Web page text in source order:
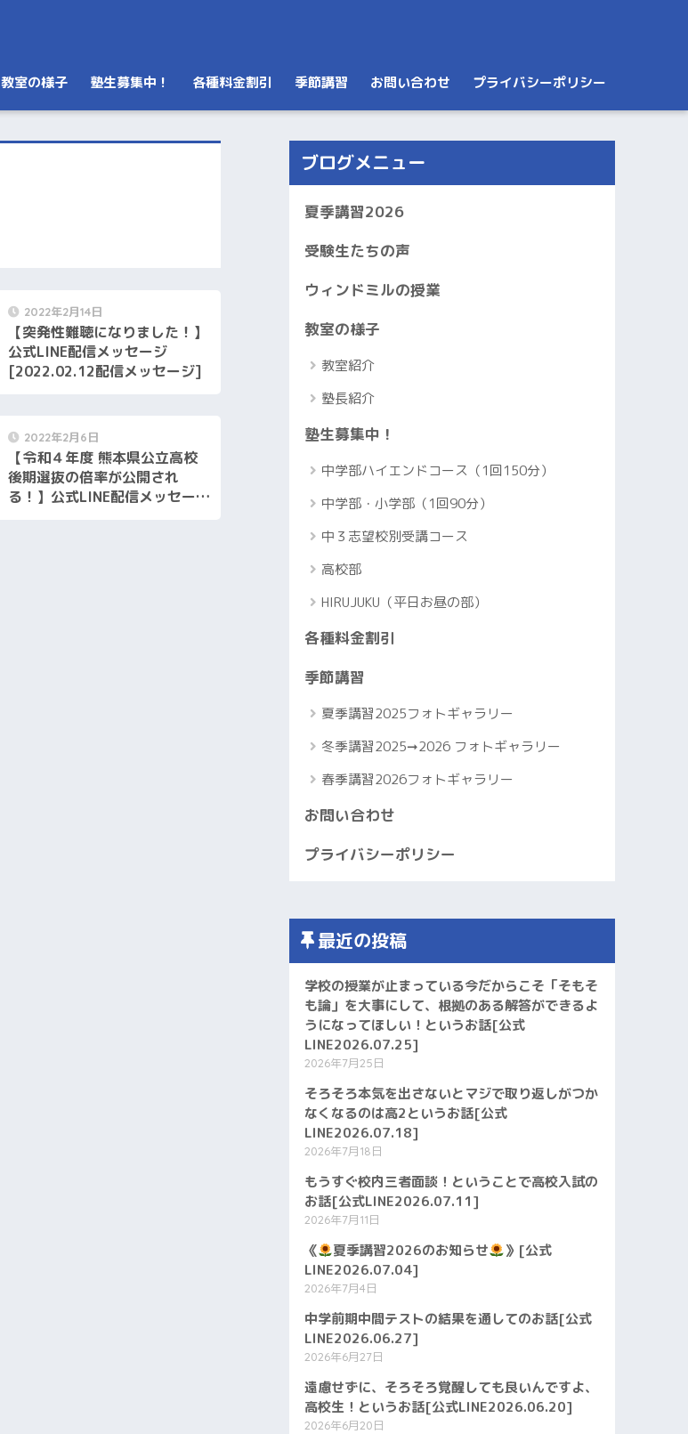
教室の様子 塾生募集中！ 各種料金割引 季節講習 お問い合わせ プライバシーポリシー
2022年2月14日
【突発性難聴になりました！】
公式LINE配信メッセージ
[2022.02.12配信メッセージ]
2022年2月6日
【令和４年度 熊本県公立高校
後期選抜の倍率が公開され
る！】公式LINE配信メッセージ
ブログメニュー
夏季講習2026
受験生たちの声
ウィンドミルの授業
教室の様子
教室紹介
塾長紹介
塾生募集中！
中学部ハイエンドコース（1回150分）
中学部・小学部（1回90分）
中３志望校別受講コース
高校部
HIRUJUKU（平日お昼の部）
各種料金割引
季節講習
夏季講習2025フォトギャラリー
冬季講習2025➞2026 フォトギャラリー
春季講習2026フォトギャラリー
お問い合わせ
プライバシーポリシー
最近の投稿
学校の授業が止まっている今だからこそ「そもそ
も論」を大事にして、根拠のある解答ができるよ
うになってほしい！というお話[公式
LINE2026.07.25]
2026年7月25日
そろそろ本気を出さないとマジで取り返しがつか
なくなるのは高2というお話[公式
LINE2026.07.18]
2026年7月18日
もうすぐ校内三者面談！ということで高校入試の
お話[公式LINE2026.07.11]
2026年7月11日
《 夏季講習2026のお知らせ
》[公式
LINE2026.07.04]
2026年7月4日
中学前期中間テストの結果を通してのお話[公式
LINE2026.06.27]
2026年6月27日
遠慮せずに、そろそろ覚醒しても良いんですよ、
高校生！というお話[公式LINE2026.06.20]
2026年6月20日